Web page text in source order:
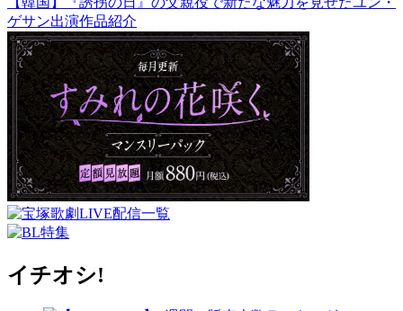
ゲサン出演作品紹介
イチオシ!